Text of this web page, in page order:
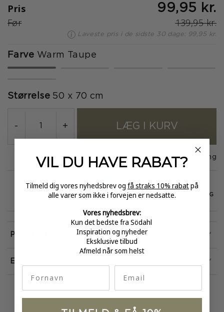
Pris 99,95 kr.
Før 139,95 kr.
Laveste pris i de sidste 30 dage: 99,95 kr.
Farve Warm Taupe
valgte
Størrelse 50 x 70 cm
- + LÆG I KURV
På lager 1-3 dages levering
GRATIS FRAGT
E-MÆRKET
certificeret
HURTIG LEVERING
Egenskaber
Produktinformation
VIL DU HAVE RABAT?
Tilmeld dig vores nyhedsbrev og få straks 10% rabatpå
alle varer som ikke i forvejen er nedsatte.
Vores nyhedsbrev:
Kun det bedste fra Södahl
Inspiration og nyheder
Eksklusive tilbud
Afmeld når som helst